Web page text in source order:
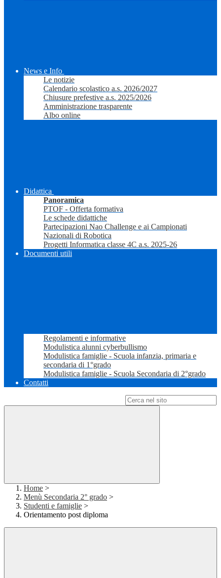
News e Info
Le notizie
Calendario scolastico a.s. 2026/2027
Chiusure prefestive a.s. 2025/2026
Amministrazione trasparente
Albo online
Didattica
Panoramica
PTOF - Offerta formativa
Le schede didattiche
Partecipazioni Nao Challenge e ai Campionati
Nazionali di Robotica
Progetti Informatica classe 4C a.s. 2025-26
Documenti utili
Regolamenti e informative
Modulistica alunni cyberbullismo
Modulistica famiglie - Scuola infanzia, primaria e
secondaria di 1°grado
Modulistica famiglie - Scuola Secondaria di 2°grado
Contatti
Home >
Menù Secondaria 2° grado >
Studenti e famiglie >
Orientamento post diploma